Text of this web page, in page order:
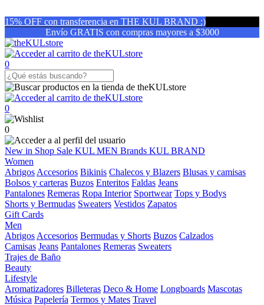
15% OFF con transferencia en THE KUL BRAND :)
Envío GRATIS con compras mayores a $3000
0
0
0
New in Shop Sale KUL MEN Brands KUL BRAND
Women
Abrigos Accesorios Bikinis Chalecos y Blazers Blusas y camisas
Bolsos y carteras Buzos Enteritos Faldas Jeans
Pantalones Remeras Ropa Interior Sportwear Tops y Bodys
Shorts y Bermudas Sweaters Vestidos Zapatos
Gift Cards
Men
Abrigos Accesorios Bermudas y Shorts Buzos Calzados
Camisas Jeans Pantalones Remeras Sweaters
Trajes de Baño
Beauty
Lifestyle
Aromatizadores Billeteras Deco & Home Longboards Mascotas
Música Papelería Termos y Mates Travel